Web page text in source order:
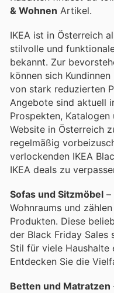
& Wohnen Artikel.
IKEA ist in Österreich
stilvolle und
bekannt. Zur
können sich
von stark reduzierten
Angebote sind aktuell
Prospekten,
Website in Österreich
regelmäßig
verlockenden IKEA
IKEA deals zu
Sofas und Sitzmöbel –
Wohnraums und
Produkten. Diese
der Black Friday Sales
Stil für viele Haushalte
Entdecken Sie die
Betten und Matratzen